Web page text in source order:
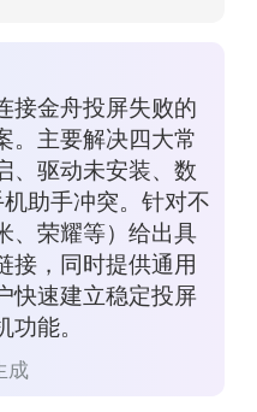
接金舟投屏失败的
。主要解决四大常
、驱动未安装、数
助手冲突。针对不
、荣耀等）给出具
接，同时提供通用
快速建立稳定投屏
能。
成